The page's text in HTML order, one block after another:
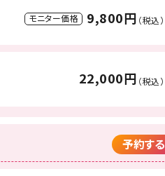
モニター価格 9,800円 （税込）
22,000円 （税込）
予約する